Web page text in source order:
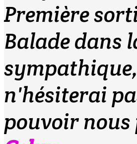
Première
Balade dans
n'hésiterai
pouvoir nous